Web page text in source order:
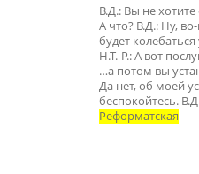
В.Д.: Вы не хотите
А что? В.Д.: Ну,
будет
Н.Т.-Р.: А вот
…а потом вы
Да нет, об моей
беспокойтесь.
Реформатская